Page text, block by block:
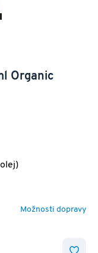
Organic
Možnosti dopravy